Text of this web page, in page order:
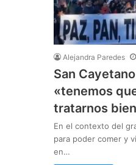
Alejandra Paredes
San
«tenemos
tratarnos
En el contexto del
para poder comer y
en…